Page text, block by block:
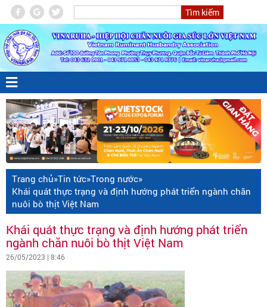
Trang chủ»Tin tức»Trong nước»
Khái quát thực trạng và định hướng phát triển ngành chăn
nuôi bò thịt Việt Nam
Khái quát thực trạng và định hướng phát triển
ngành chăn nuôi bò thịt Việt Nam
26/05/2023 | 8:46